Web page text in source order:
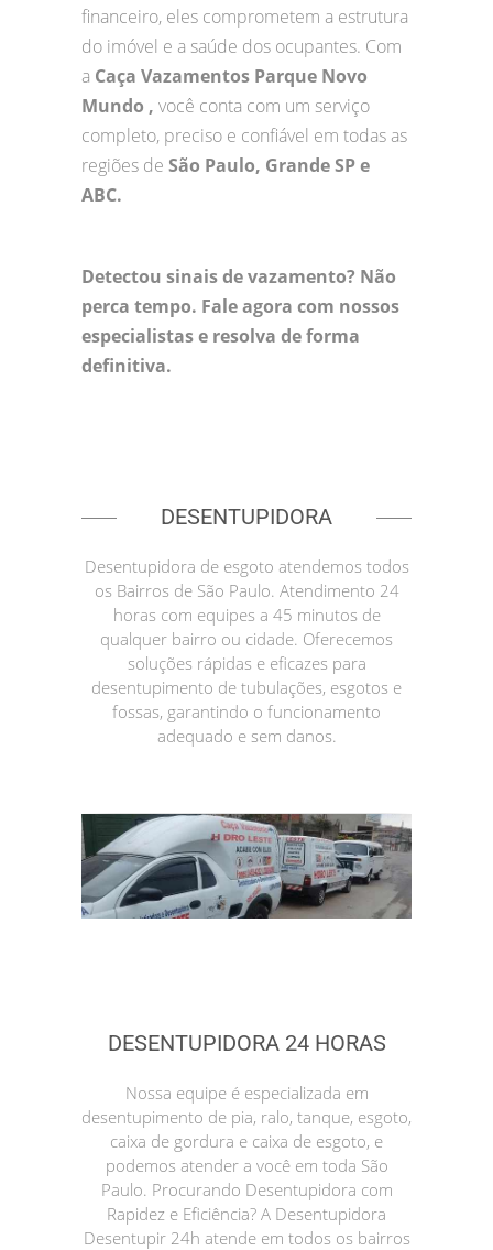
financeiro, eles comprometem a estrutura
do imóvel e a saúde dos ocupantes. Com
a Caça Vazamentos Parque Novo
Mundo , você conta com um serviço
completo, preciso e confiável em todas as
regiões de São Paulo, Grande SP e
ABC.
Detectou sinais de vazamento? Não
perca tempo. Fale agora com nossos
especialistas e resolva de forma
definitiva.
DESENTUPIDORA
Desentupidora de esgoto atendemos todos
os Bairros de São Paulo. Atendimento 24
horas com equipes a 45 minutos de
qualquer bairro ou cidade. Oferecemos
soluções rápidas e eficazes para
desentupimento de tubulações, esgotos e
fossas, garantindo o funcionamento
adequado e sem danos.
DESENTUPIDORA 24 HORAS
Nossa equipe é especializada em
desentupimento de pia, ralo, tanque, esgoto,
caixa de gordura e caixa de esgoto, e
podemos atender a você em toda São
Paulo. Procurando Desentupidora com
Rapidez e Eficiência? A Desentupidora
Desentupir 24h atende em todos os bairros